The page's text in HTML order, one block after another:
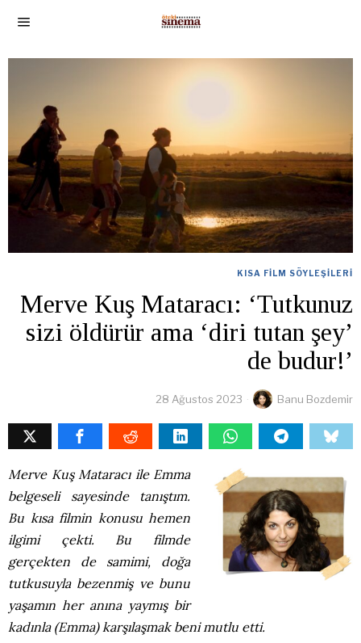
KISA FILM SÖYLEŞILERI
Merve Kuş Mataracı: ‘Tutkunuz
sizi öldürür ama ‘diri tutan şey’
de budur!’
28 Ağustos 2023 Banu Bozdemir
Merve Kuş Mataracı ile Emma
belgeseli sayesinde tanıştım.
Bu kısa filmin konusu hemen
ilgimi çekti. Bu filmde
gerçekten de samimi, doğa
tutkusuyla bezenmiş ve bunu
yaşamın her anına yaymış bir
kadınla (Emma) karşılaşmak beni mutlu etti.